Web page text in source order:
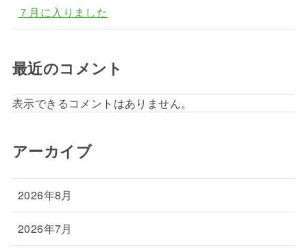
７月に入りました
最近のコメント
表示できるコメントはありません。
アーカイブ
2026年8月
2026年7月